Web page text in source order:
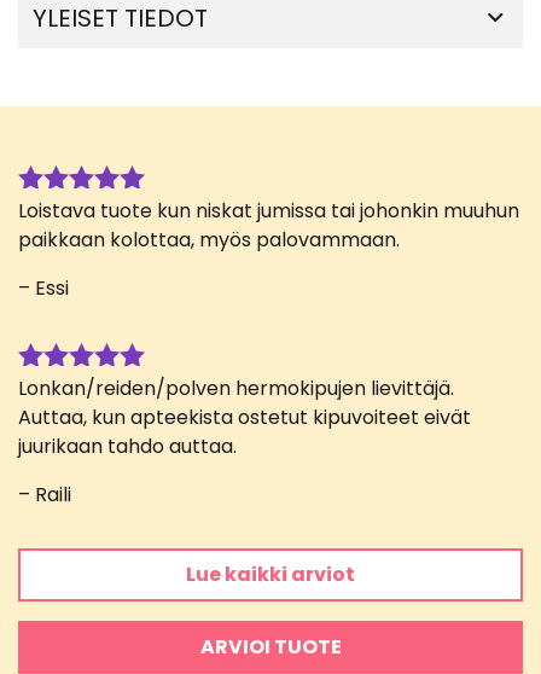
YLEISET TIEDOT
Arvostelu
tuotteesta:
Loistava tuote kun niskat jumissa tai johonkin muuhun
paikkaan kolottaa, myös palovammaan.
– Essi
Arvostelu
tuotteesta:
5/ 5
Lonkan/reiden/polven hermokipujen lievittäjä.
Auttaa, kun apteekista ostetut kipuvoiteet eivät
juurikaan tahdo auttaa.
– Raili
Lue kaikki arviot
ARVIOI TUOTE